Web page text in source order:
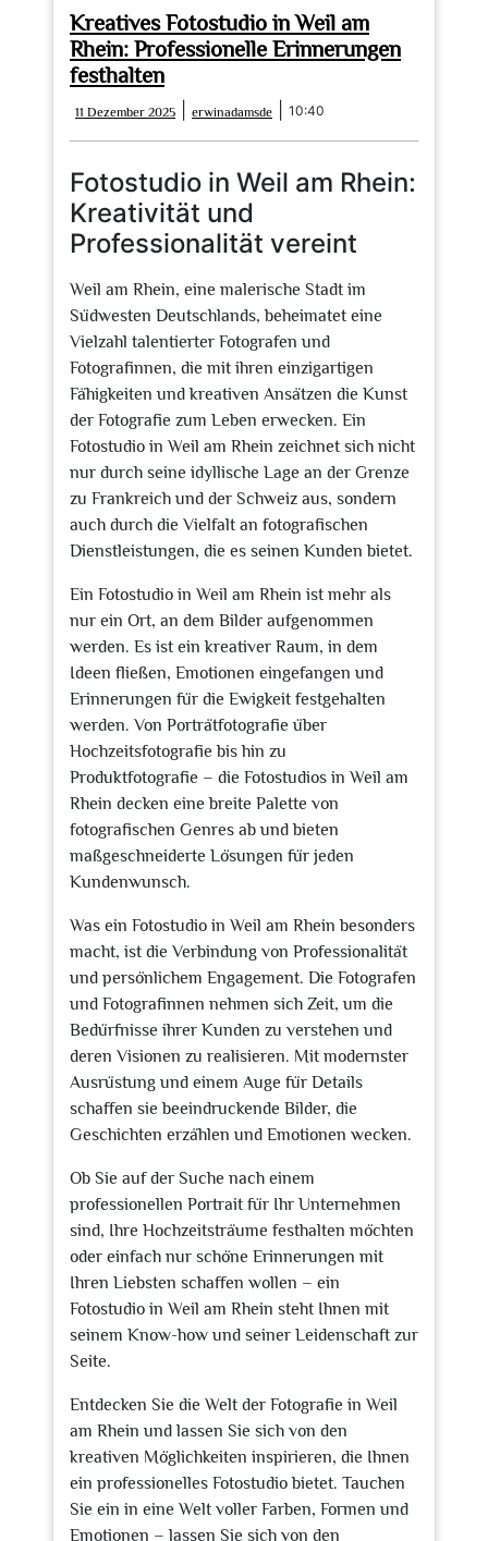
Kreatives Fotostudio in Weil am
Rhein: Professionelle Erinnerungen
festhalten
11 Dezember 2025
Dezember
2025
erwinadamsde erwinadamsde
10:40
Fotostudio in Weil am Rhein:
Kreativität und
Professionalität vereint
Weil am Rhein, eine malerische Stadt im
Südwesten Deutschlands, beheimatet eine
Vielzahl talentierter Fotografen und
Fotografinnen, die mit ihren einzigartigen
Fähigkeiten und kreativen Ansätzen die Kunst
der Fotografie zum Leben erwecken. Ein
Fotostudio in Weil am Rhein zeichnet sich nicht
nur durch seine idyllische Lage an der Grenze
zu Frankreich und der Schweiz aus, sondern
auch durch die Vielfalt an fotografischen
Dienstleistungen, die es seinen Kunden bietet.
Ein Fotostudio in Weil am Rhein ist mehr als
nur ein Ort, an dem Bilder aufgenommen
werden. Es ist ein kreativer Raum, in dem
Ideen fließen, Emotionen eingefangen und
Erinnerungen für die Ewigkeit festgehalten
werden. Von Porträtfotografie über
Hochzeitsfotografie bis hin zu
Produktfotografie – die Fotostudios in Weil am
Rhein decken eine breite Palette von
fotografischen Genres ab und bieten
maßgeschneiderte Lösungen für jeden
Kundenwunsch.
Was ein Fotostudio in Weil am Rhein besonders
macht, ist die Verbindung von Professionalität
und persönlichem Engagement. Die Fotografen
und Fotografinnen nehmen sich Zeit, um die
Bedürfnisse ihrer Kunden zu verstehen und
deren Visionen zu realisieren. Mit modernster
Ausrüstung und einem Auge für Details
schaffen sie beeindruckende Bilder, die
Geschichten erzählen und Emotionen wecken.
Ob Sie auf der Suche nach einem
professionellen Portrait für Ihr Unternehmen
sind, Ihre Hochzeitsträume festhalten möchten
oder einfach nur schöne Erinnerungen mit
Ihren Liebsten schaffen wollen – ein
Fotostudio in Weil am Rhein steht Ihnen mit
seinem Know-how und seiner Leidenschaft zur
Seite.
Entdecken Sie die Welt der Fotografie in Weil
am Rhein und lassen Sie sich von den
kreativen Möglichkeiten inspirieren, die Ihnen
ein professionelles Fotostudio bietet. Tauchen
Sie ein in eine Welt voller Farben, Formen und
Emotionen – lassen Sie sich von den